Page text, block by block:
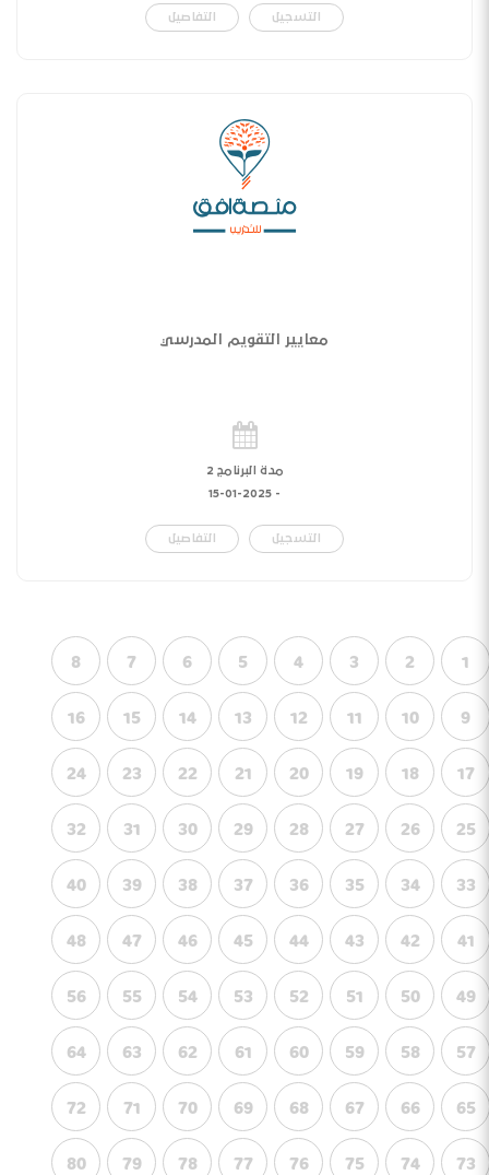
التسجيل التفاصيل
معايير التقويم المدرسي
مدة البرنامج 2
-
15-01-2025
التسجيل التفاصيل
1
2
3
4
5
6
7
8
9
10
11
12
13
14
15
16
17
18
19
20
21
22
23
24
25
26
27
28
29
30
31
32
33
34
35
36
37
38
39
40
41
42
43
44
45
46
47
48
49
50
51
52
53
54
55
56
57
58
59
60
61
62
63
64
65
66
67
68
69
70
71
72
73
74
75
76
77
78
79
80